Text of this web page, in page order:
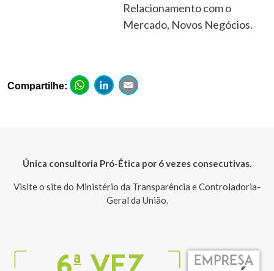
Relacionamento com o
Mercado, Novos Negócios.
Compartilhe: WhatsApp
LinkedIn
Única consultoria Pró-Ética por 6 vezes consecutivas.
Visite o site do Ministério da Transparência e Controladoria-
Geral da União.